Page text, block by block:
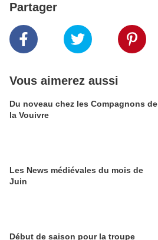
Partager
Vous aimerez aussi
Du noveau chez les Compagnons de
la Vouivre
Les News médiévales du mois de
Juin
Début de saison pour la troupe